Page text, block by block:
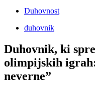
Duhovnost
duhovnik
Duhovnik, ki
olimpijskih
neverne”